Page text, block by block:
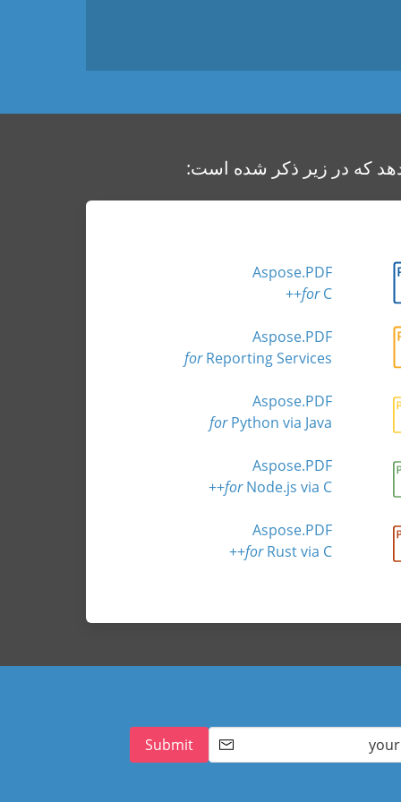
Aspose.PDF
forC++
Aspose.PDF
forReporting Services
Aspose.PDF
forPython via Java
Aspose.PDF
forNode.js via C++
Aspose.PDF
forRust via C++
Submit